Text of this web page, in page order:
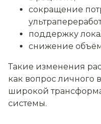
сокращение
поддержку
снижение
Такие изменения
как вопрос личного
широкой
системы.